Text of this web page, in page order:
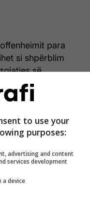
para
si shpërblim
së
e pagave
Hoffenheimi po
sezonin e
to use your
purposes:
advertising and content
services development
device